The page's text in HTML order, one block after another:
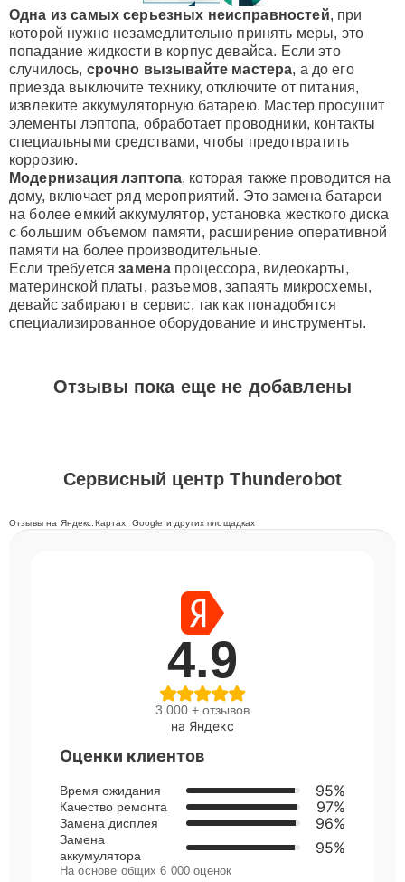
Одна из самых серьезных неисправностей, при
которой нужно незамедлительно принять меры, это
попадание жидкости в корпус девайса. Если это
случилось, срочно вызывайте мастера, а до его
приезда выключите технику, отключите от питания,
извлеките аккумуляторную батарею. Мастер просушит
элементы лэптопа, обработает проводники, контакты
специальными средствами, чтобы предотвратить
коррозию.
Модернизация лэптопа, которая также проводится на
дому, включает ряд мероприятий. Это замена батареи
на более емкий аккумулятор, установка жесткого диска
с большим объемом памяти, расширение оперативной
памяти на более производительные.
Если требуетсязамена процессора, видеокарты,
материнской платы, разъемов, запаять микросхемы,
девайс забирают в сервис, так как понадобятся
специализированное оборудование и инструменты.
Отзывы пока еще не добавлены
Сервисный центр Thunderobot
Отзывы на Яндекс.Картах, Google и других площадках
4.9
3 000 + отзывов
на Яндекс
Оценки клиентов
Время ожидания 95%
Качество ремонта 97%
Замена дисплея 96%
Замена
аккумулятора
95%
На основе общих 6 000 оценок